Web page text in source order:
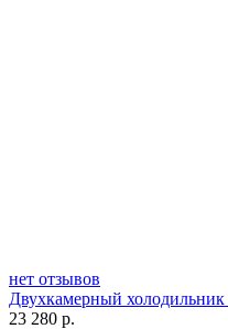
нет отзывов
Двухкамерный
23 280 р.